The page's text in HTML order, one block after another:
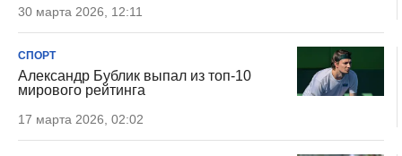
30 марта 2026, 12:11
СПОРТ
Александр Бублик выпал из топ-10
мирового рейтинга
17 марта 2026, 02:02